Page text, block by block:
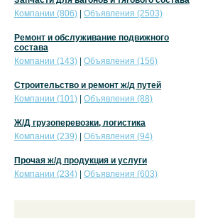
Компании (806)
Объявления (2503)
Ремонт и обслуживание подвижного
состава
Компании (143)
Объявления (156)
Строительство и ремонт ж/д путей
Компании (101)
Объявления (88)
Ж/Д грузоперевозки, логистика
Компании (239)
Объявления (94)
Прочая ж/д продукция и услуги
Компании (234)
Объявления (603)